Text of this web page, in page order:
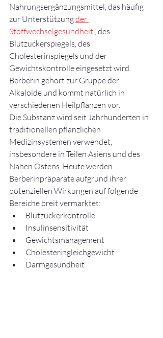
Nahrungsergänzungsmittel, das häufig
zur Unterstützung der
Stoffwechselgesundheit , des
Blutzuckerspiegels, des
Cholesterinspiegels und der
Gewichtskontrolle eingesetzt wird.
Berberin gehört zur Gruppe der
Alkaloide und kommt natürlich in
verschiedenen Heilpflanzen vor.
Die Substanz wird seit Jahrhunderten in
traditionellen pflanzlichen
Medizinsystemen verwendet,
insbesondere in Teilen Asiens und des
Nahen Ostens. Heute werden
Berberinpräparate aufgrund ihrer
potenziellen Wirkungen auf folgende
Bereiche breit vermarktet:
Blutzuckerkontrolle
Insulinsensitivität
Gewichtsmanagement
Cholesteringleichgewicht
Darmgesundheit